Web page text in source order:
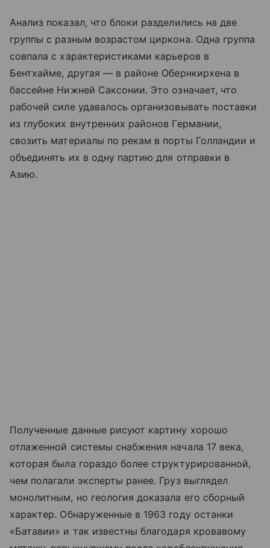
Анализ показал, что блоки разделились на две
группы с разным возрастом циркона. Одна группа
совпала с характеристиками карьеров в
Бентхайме, другая — в районе Обернкирхена в
бассейне Нижней Саксонии. Это означает, что
рабочей силе удавалось организовывать поставки
из глубоких внутренних районов Германии,
свозить материалы по рекам в порты Голландии и
объединять их в одну партию для отправки в
Азию.
Полученные данные рисуют картину хорошо
отлаженной системы снабжения начала 17 века,
которая была гораздо более структурированной,
чем полагали эксперты ранее. Груз выглядел
монолитным, но геология доказала его сборный
характер. Обнаруженные в 1963 году останки
«Батавии» и так известны благодаря кровавому